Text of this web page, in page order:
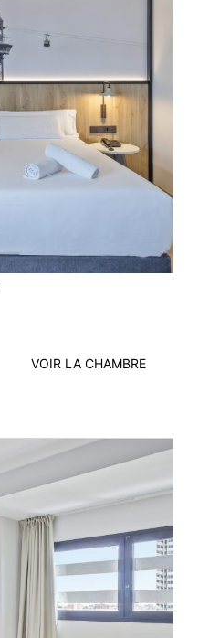
VOIR LA CHAMBRE